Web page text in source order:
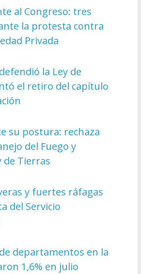
al Congreso: tres
la protesta contra
Privada
la Ley de
el retiro del capítulo
su postura: rechaza
del Fuego y
de Tierras
y fuertes ráfagas
del Servicio
departamentos en la
1,6% en julio